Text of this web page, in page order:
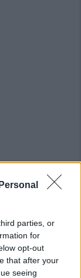
parties, or
for
opt-out
that after your
seeing
e tanti
lo spiraglio di